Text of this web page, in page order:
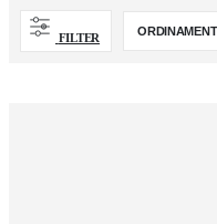
FILTER